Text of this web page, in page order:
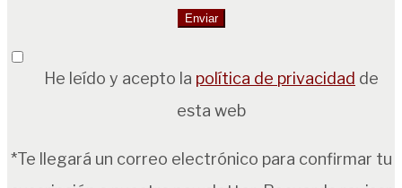
He leído y acepto la política de privacidad de
esta web
*Te llegará un correo electrónico para confirmar tu